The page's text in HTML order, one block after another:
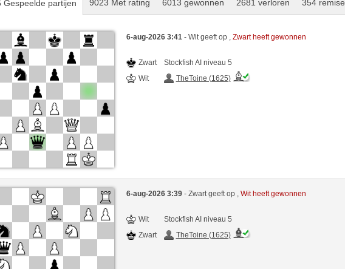
Gespeelde partijen 9023 Met rating 6013 gewonnen 2681 verloren 354 remise
6-aug-2026 3:41 - Wit geeft op , Zwart heeft gewonnen
Zwart
Stockfish AI niveau 5
Wit
TheToine (1625)
6-aug-2026 3:39 - Zwart geeft op , Wit heeft gewonnen
Wit
Stockfish AI niveau 5
Zwart
TheToine (1625)